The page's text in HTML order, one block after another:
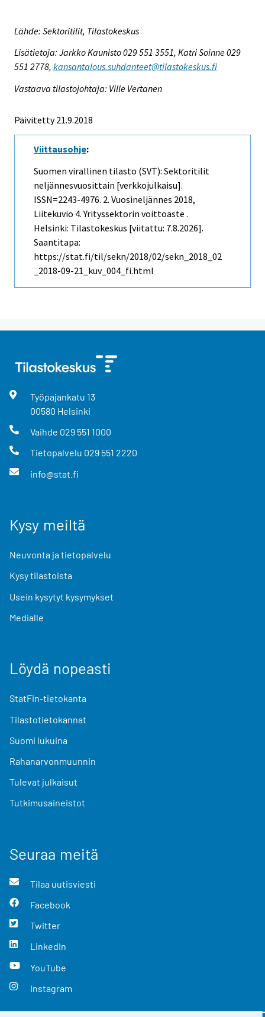
Lähde: Sektoritilit, Tilastokeskus
Lisätietoja: Jarkko Kaunisto 029 551 3551, Katri Soinne 029
551 2778, kansantalous.suhdanteet@tilastokeskus.fi
Vastaava tilastojohtaja: Ville Vertanen
Päivitetty 21.9.2018
Viittausohje:
Suomen virallinen tilasto (SVT): Sektoritilit
neljännesvuosittain [verkkojulkaisu].
ISSN=2243-4976. 2. Vuosineljännes 2018,
Liitekuvio 4. Yrityssektorin voittoaste .
Helsinki: Tilastokeskus [viitattu: 7.8.2026].
Saantitapa:
https://stat.fi/til/sekn/2018/02/sekn_2018_02
_2018-09-21_kuv_004_fi.html
Työpajankatu 13
00580 Helsinki
Vaihde 029 551 1000
Tietopalvelu 029 551 2220
info@stat.fi
Kysy meiltä
Neuvonta ja tietopalvelu
Kysy tilastoista
Usein kysytyt kysymykset
Medialle
Löydä nopeasti
StatFin-tietokanta
Tilastotietokannat
Suomi lukuina
Rahanarvonmuunnin
Tulevat julkaisut
Tutkimusaineistot
Seuraa meitä
Tilaa uutisviesti
Facebook
Twitter
LinkedIn
YouTube
Instagram